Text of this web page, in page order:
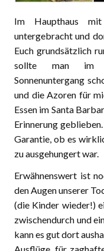
Im Haupthaus
untergebracht und
Euch grundsätzlich
sollte man im
Sonnenuntergang
und die Azoren für
Essen im Santa
Erinnerung
Garantie, ob es
zu ausgehungert war.
Erwähnenswert ist
den Augen unserer
(die Kinder wieder!)
zwischendurch und
kann es gut dort